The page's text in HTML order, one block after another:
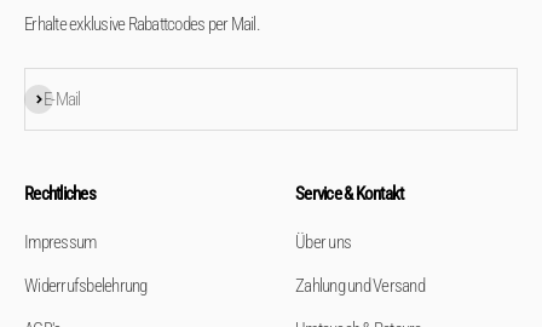
Erhalte exklusive Rabattcodes per Mail.
E-Mail
Abonnieren
Rechtliches
Impressum
Widerrufsbelehrung
Service & Kontakt
Über uns
Zahlung und Versand